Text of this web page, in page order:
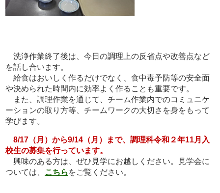
洗浄作業終了後は、今日の調理上の反省点や改善点など
を話し合います。
給食はおいしく作るだけでなく、食中毒予防等の安全面
や決められた時間内に効率よく作ることも重要です。
また、調理作業を通じて、チーム作業内でのコミュニケ
ーションの取り方等、チームワークの大切さを身をもって
学びます。
8/17（月）から9/14（月）まで、調理科令和２年11月入
校生の募集を行っています。
興味のある方は、ぜひ見学にお越しください。見学会に
ついては、 こちら をご覧ください。